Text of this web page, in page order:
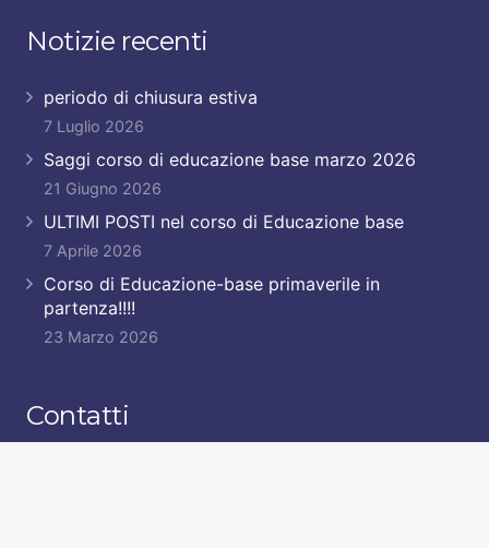
Notizie recenti
periodo di chiusura estiva
7 Luglio 2026
Saggi corso di educazione base marzo 2026
21 Giugno 2026
ULTIMI POSTI nel corso di Educazione base
7 Aprile 2026
Corso di Educazione-base primaverile in
partenza!!!!
23 Marzo 2026
Contatti